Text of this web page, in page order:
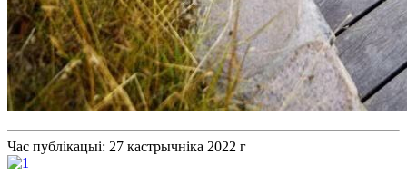
Час публікацыі: 27 кастрычніка 2022 г